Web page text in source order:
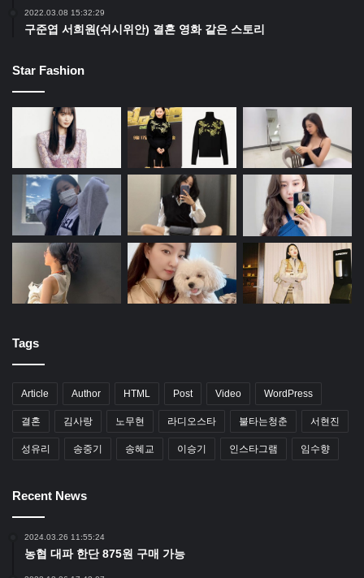
2022.03.08 15:32:29
구준엽 서희원(쉬시위안) 결혼 영화 같은 스토리
Star Fashion
Tags
Article Author HTML Post Video WordPress
결혼 김사랑 노무현 라디오스타 불타는청춘 서현진
성유리 송중기 송혜교 이승기 인스타그램 임수향
Recent News
2024.03.26 11:55:24
농협 대파 한단 875원 구매 가능